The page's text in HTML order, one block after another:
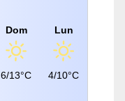
Dom
6/13°C
Lun
4/10°C